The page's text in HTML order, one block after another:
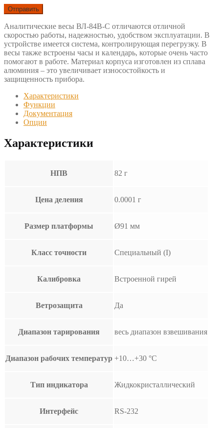
Аналитические весы ВЛ-84В-С отличаются отличной
скоростью работы, надежностью, удобством эксплуатации. В
устройстве имеется система, контролирующая перегрузку. В
весы также встроены часы и календарь, которые очень часто
помогают в работе. Материал корпуса изготовлен из сплава
алюминия – это увеличивает износостойкость и
защищенность прибора.
Характеристики
Функции
Документация
Опции
Характеристики
НПВ 82 г
Цена деления 0.0001 г
Размер платформы Ø91 мм
Класс точности Специальный (I)
Калибровка Встроенной гирей
Ветрозащита Да
Диапазон тарирования весь диапазон взвешивания
Диапазон рабочих температур +10…+30 °С
Тип индикатора Жидкокристаллический
Интерфейс RS-232